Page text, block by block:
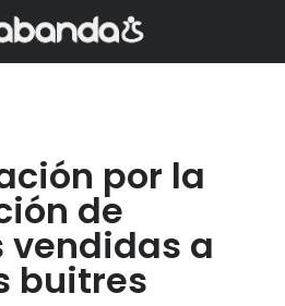
por la
de
a
buitres